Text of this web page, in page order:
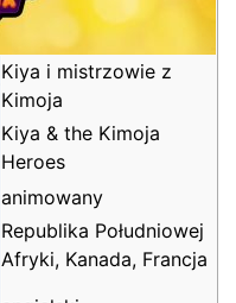
Kiya i mistrzowie z
Kimoja
Kiya & the Kimoja
Heroes
animowany
Republika Południowej
Afryki, Kanada, Francja